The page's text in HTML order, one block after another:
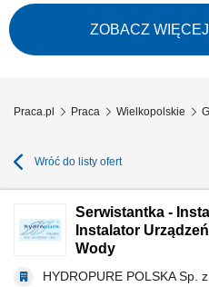
wody, obsługa serwisowa klientów,
ZOBACZ
Praca.pl Praca Wielkopolskie
Wróć do listy ofert
Serwistantka -
Instalator
Wody
HYDROPURE POLSKA Sp. z